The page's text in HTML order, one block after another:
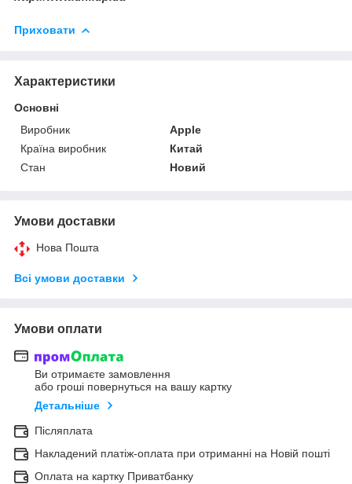
Приховати
Характеристики
Основні
Виробник
Apple
Країна виробник
Китай
Стан
Новий
Умови доставки
Нова Пошта
Всі умови доставки
Умови оплати
Ви отримаєте замовлення
або гроші повернуться на вашу картку
Детальніше
Післяплата
Накладений платіж-оплата при отриманні на Новій пошті
Оплата на картку Приватбанку